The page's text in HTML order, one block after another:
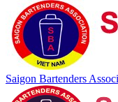
Saigon Bartenders